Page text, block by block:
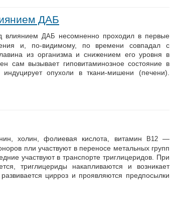
ДАБ
влиянием ДАБ
несомненно проходил в первые
и, по-видимому, по времени совпадал с
из организма и снижением его уровня в
сам вызывает гиповитаминозное состояние в
опухоли в ткани-мишени (печени).
холин, фолиевая кислота, витамин В12—
пли участвуют в переносе метальных групп
участвуют в транспорте триглицеридов. При
триглицериды накапливаются и возникает
цирроз и проявляются предпосылки